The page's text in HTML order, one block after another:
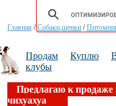
Главная /Собаки,щенки /
Продам Куплю
клубы
Предлагаю к
чихуахуа